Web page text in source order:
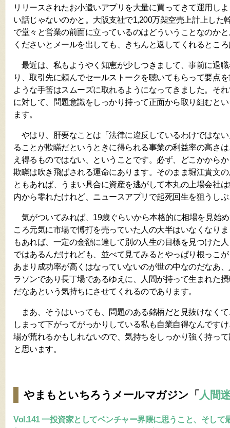
リリースされたお小遣いアプリを大量に買ってきて運用し
い話じゃないのかと。大阪支社で1,200万架空売上計上した
で堂々と営業の前面に立っているのはどういうことなのか
くださいとメールを出しても、きちんと返してくれるとこ
最近は、私もようやく知恵が少しつきまして、事前に退
り、取引先に頼んでセールストークを聴いてもらって要点
ような手筈はスムーズに取れるようになってきました。そ
に対して、問題意識をしっかり持って正面から取り組むと
ます。
やはり、肝要なことは「法律に違反しているわけではな
ることが欺瞞だというときに得られる事業の利益率の高さ
え得るものではない、ということです。必ず、どこかから
欺瞞は吹き飛ばされる運命にあります。そのまま堀江貴文
ともあれば、うまい具合に資産を逃がして本丸の上場会社
内から零れたけれど、ニュースアプリで起死回生を狙うし
気がついてみれば、19歳ぐらいから本格的に相場を見始
ころ元気に市場で博打を売っていた人の大半はいなくなり
もあれば、一定の金額に達して別の人生の目標を見つけた
ではあるんだけれども、並べて見てみるとやっぱり根っこ
あまり成功率が高くはなっていないのが世の中なのだなあ
ラソンであり長丁場であるゆえに、人間が持って生まれた
だなあという気持ちにさせてくれるのであります。
まあ、そうはいっても、問題のある銘柄だと見抜けなく
しまって下がってがっかりしている私も自業自得なんです
場が荒れるかもしれないので、気持ちをしっかり強く持っ
と思います。
やまもといちろうメールマガジン「 人間
Vol.141 一投資家としてベンチャー界隈に思うこと、そして